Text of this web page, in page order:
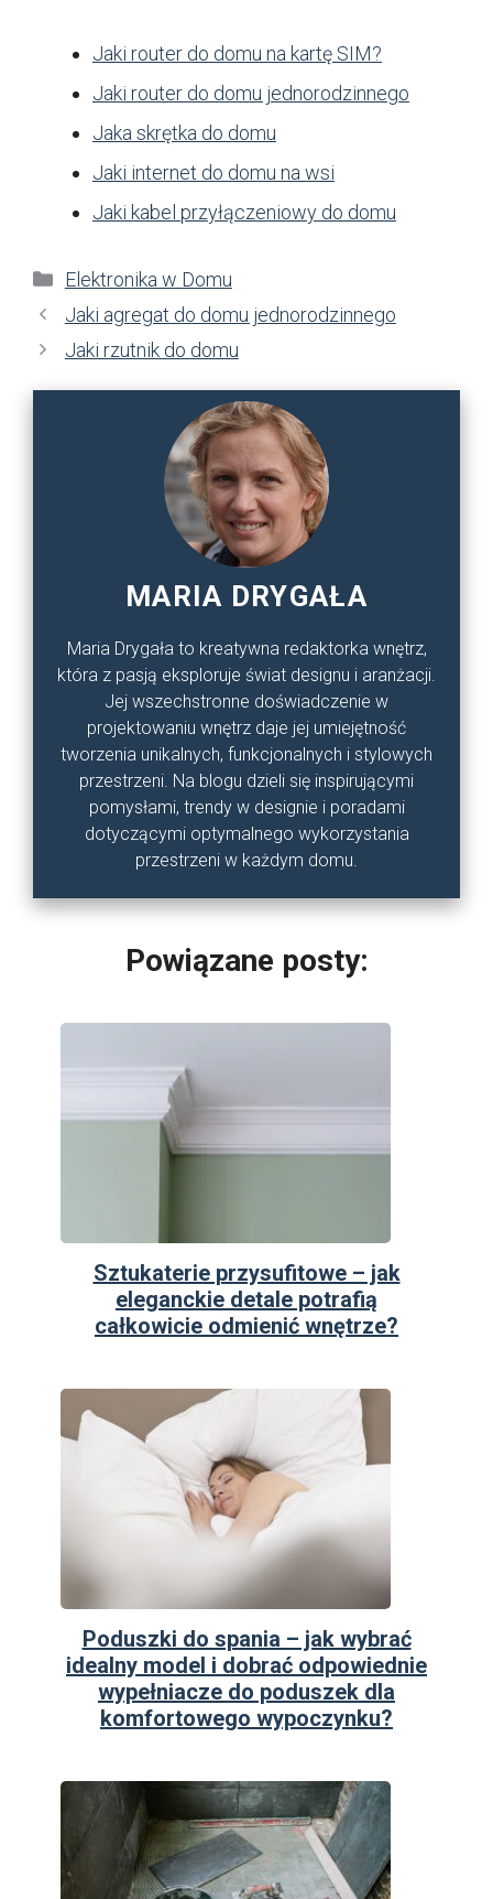
Jaki router do domu na kartę SIM?
Jaki router do domu jednorodzinnego
Jaka skrętka do domu
Jaki internet do domu na wsi
Jaki kabel przyłączeniowy do domu
Kategorie
Elektronika w Domu
Jaki agregat do domu jednorodzinnego
Jaki rzutnik do domu
MARIA DRYGAŁA
Maria Drygała to kreatywna redaktorka wnętrz,
która z pasją eksploruje świat designu i aranżacji.
Jej wszechstronne doświadczenie w
projektowaniu wnętrz daje jej umiejętność
tworzenia unikalnych, funkcjonalnych i stylowych
przestrzeni. Na blogu dzieli się inspirującymi
pomysłami, trendy w designie i poradami
dotyczącymi optymalnego wykorzystania
przestrzeni w każdym domu.
Powiązane posty:
Sztukaterie przysufitowe – jak
eleganckie detale potrafią
całkowicie odmienić wnętrze?
Poduszki do spania – jak wybrać
idealny model i dobrać odpowiednie
wypełniacze do poduszek dla
komfortowego wypoczynku?